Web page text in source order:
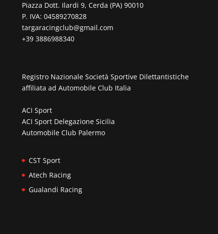
Piazza Dott. Ilardi 9, Cerda (PA) 90010
P. IVA: 04589270828
targaracingclub@gmail.com
+39 3886988340
Registro Nazionale Società Sportive Dilettantistiche
affiliata ad Automobile Club Italia
ACI Sport
ACI Sport Delegazione Sicilia
Automobile Club Palermo
CST Sport
Atech Racing
Gualandi Racing